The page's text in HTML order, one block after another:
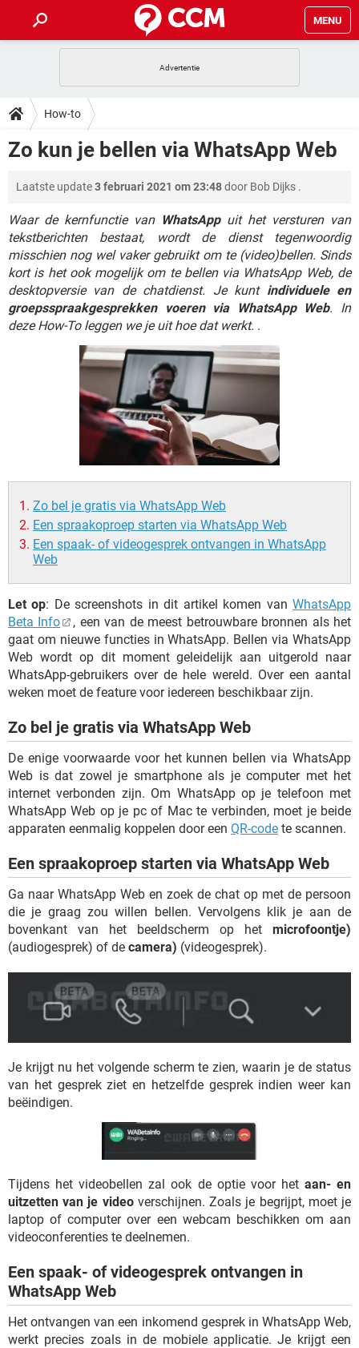
MENU
INSTAGRAM
NETFLIX CORONAVIRUS
HOW-TO
VIDEOBELLEN
INSTAGRAM WINDOWS 10
NETFLIX CORONAVIRUS
GRATIS SNAPCHAT
TIKTOK
DOWNLOADS
NETFLIX CORONAVIRUS
GRATIS SNAPCHAT
FORUM
VIDEOBELLEN GAMES
INSTAGRAM WINDOWS 10
NETFLIX CORONAVIRUS
GRATIS SNAPCHAT
TIKTOK
ARTIKELEN
VIDEOBELLEN GAMES
NETFLIX CORONAVIRUS
How-to
Zo kun je bellen via WhatsApp Web
Laatste update3 februari 2021 om 23:48door Bob Dijks .
Waar de kernfunctie van WhatsAppuit het versturen van
tekstberichten bestaat, wordt de dienst tegenwoordig
misschien nog wel vaker gebruikt om te (video)bellen. Sinds
kort is het ook mogelijk om te bellen via WhatsApp Web, de
desktopversie van de chatdienst. Je kunt individuele en
groepsspraakgesprekken voeren via WhatsApp Web. In
deze How-To leggen we je uit hoe dat werkt. .
Zo bel je gratis via WhatsApp Web
Een spraakoproep starten via WhatsApp Web
Een spaak- of videogesprek ontvangen in WhatsApp
Web
Let op: De screenshots in dit artikel komen vanWhatsApp
Beta Info
, een van de meest betrouwbare bronnen als het
gaat om nieuwe functies in WhatsApp. Bellen via WhatsApp
Web wordt op dit moment geleidelijk aan uitgerold naar
WhatsApp-gebruikers over de hele wereld. Over een aantal
weken moet de feature voor iedereen beschikbaar zijn.
Zo bel je gratis via WhatsApp Web
De enige voorwaarde voor het kunnen bellen via WhatsApp
Web is dat zowel je smartphone als je computer met het
internet verbonden zijn. Om WhatsApp op je telefoon met
WhatsApp Web op je pc of Mac te verbinden, moet je beide
apparaten eenmalig koppelen door een QR-code te scannen.
Een spraakoproep starten via WhatsApp Web
Ga naar WhatsApp Web en zoek de chat op met de persoon
die je graag zou willen bellen. Vervolgens klik je aan de
bovenkant van het beeldscherm op het microfoontje)
(audiogesprek) of de camera) (videogesprek).
Je krijgt nu het volgende scherm te zien, waarin je de status
van het gesprek ziet en hetzelfde gesprek indien weer kan
beëindigen.
Tijdens het videobellen zal ook de optie voor het aan- en
uitzetten van je videoverschijnen. Zoals je begrijpt, moet je
laptop of computer over een webcam beschikken om aan
videoconferenties te deelnemen.
Een spaak- of videogesprek ontvangen in
WhatsApp Web
Het ontvangen van een inkomend gesprek in WhatsApp Web,
werkt precies zoals in de mobiele applicatie. Je krijgt een